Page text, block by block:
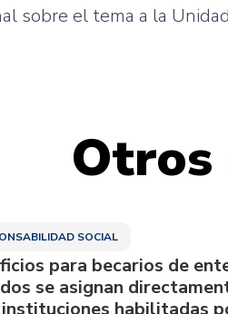
sobre el tema a la
SOCIAL
para becarios de
se asignan
habilitadas